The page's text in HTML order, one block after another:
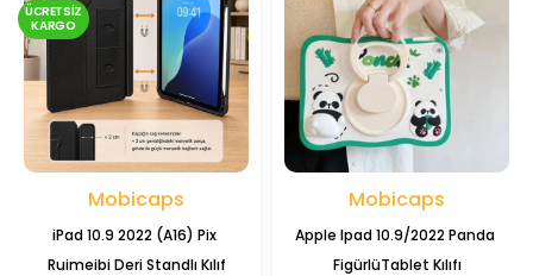
Mobicaps
iPad 10.9 2022 (A16) Pix
Ruimeibi Deri Standlı Kılıf
ÜCRETSIZ
KARGO
Mobicaps
Apple Ipad 10.9/2022 Panda
FigürlüTablet Kılıfı